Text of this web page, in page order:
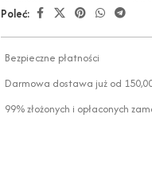
Poleć:
Bezpieczne płatności
Darmowa dostawa już od
99% złożonych i opłaconych